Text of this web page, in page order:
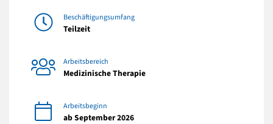
Beschäftigungsumfang
Teilzeit
Arbeitsbereich
Medizinische Therapie
Arbeitsbeginn
ab September 2026